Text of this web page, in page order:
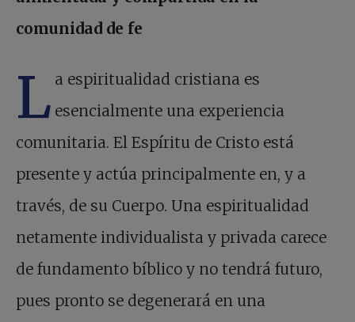
comunidad de fe
L a espiritualidad cristiana es
esencialmente una experiencia
comunitaria. El Espíritu de Cristo está
presente y actúa principalmente en, y a
través, de su Cuerpo. Una espiritualidad
netamente individualista y privada carece
de fundamento bíblico y no tendrá futuro,
pues pronto se degenerará en una